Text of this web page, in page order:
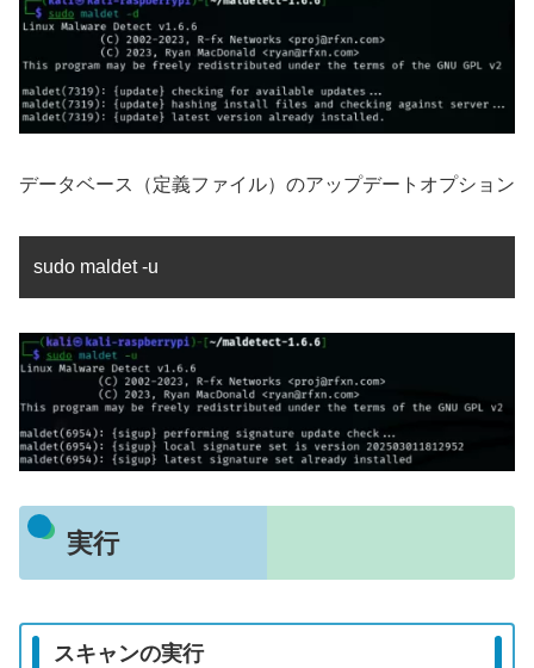
データベース（定義ファイル）のアップデートオプション
sudo maldet -u
実行
スキャンの実行